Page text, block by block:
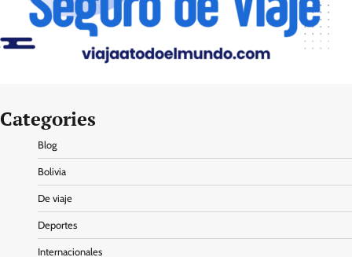
Categories
Blog
Bolivia
De viaje
Deportes
Internacionales